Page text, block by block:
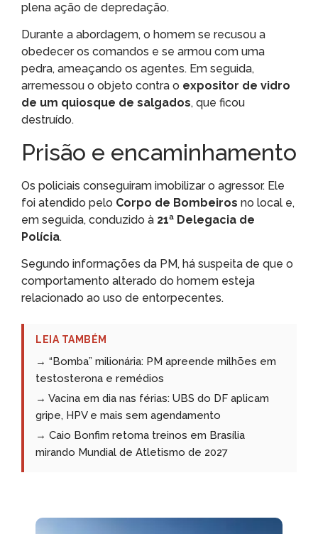
plena ação de depredação.
Durante a abordagem, o homem se recusou a
obedecer os comandos e se armou com uma
pedra, ameaçando os agentes. Em seguida,
arremessou o objeto contra o expositor de vidro
de um quiosque de salgados, que ficou
destruído.
Prisão e encaminhamento
Os policiais conseguiram imobilizar o agressor. Ele
foi atendido pelo Corpo de Bombeiros no local e,
em seguida, conduzido à 21ª Delegacia de
Polícia.
Segundo informações da PM, há suspeita de que o
comportamento alterado do homem esteja
relacionado ao uso de entorpecentes.
LEIA TAMBÉM
→ “Bomba” milionária: PM apreende milhões em
testosterona e remédios
→ Vacina em dia nas férias: UBS do DF aplicam
gripe, HPV e mais sem agendamento
→ Caio Bonfim retoma treinos em Brasília
mirando Mundial de Atletismo de 2027